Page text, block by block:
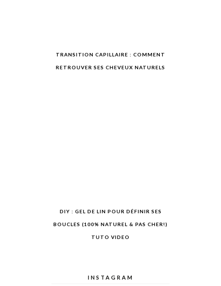
TRANSITION CAPILLAIRE : COMMENT
RETROUVER SES CHEVEUX NATURELS
DIY : GEL DE LIN POUR DÉFINIR SES
BOUCLES (100% NATUREL & PAS CHER!)
TUTO VIDEO
INSTAGRAM